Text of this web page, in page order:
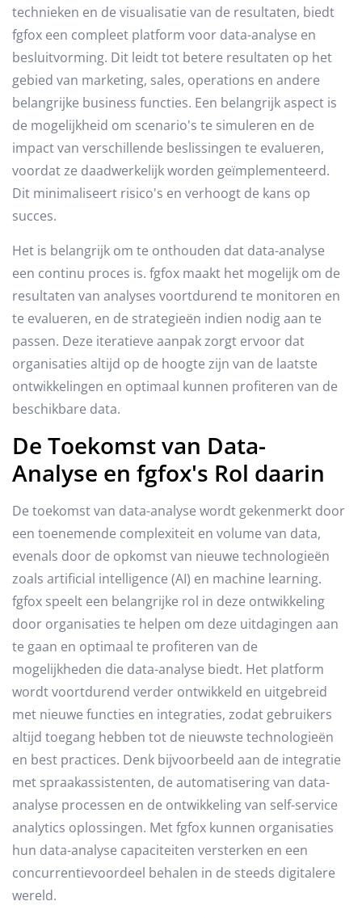
technieken en de visualisatie van de resultaten, biedt
fgfox een compleet platform voor data-analyse en
besluitvorming. Dit leidt tot betere resultaten op het
gebied van marketing, sales, operations en andere
belangrijke business functies. Een belangrijk aspect is
de mogelijkheid om scenario's te simuleren en de
impact van verschillende beslissingen te evalueren,
voordat ze daadwerkelijk worden geïmplementeerd.
Dit minimaliseert risico's en verhoogt de kans op
succes.
Het is belangrijk om te onthouden dat data-analyse
een continu proces is. fgfox maakt het mogelijk om de
resultaten van analyses voortdurend te monitoren en
te evalueren, en de strategieën indien nodig aan te
passen. Deze iteratieve aanpak zorgt ervoor dat
organisaties altijd op de hoogte zijn van de laatste
ontwikkelingen en optimaal kunnen profiteren van de
beschikbare data.
De Toekomst van Data-
Analyse en fgfox's Rol daarin
De toekomst van data-analyse wordt gekenmerkt door
een toenemende complexiteit en volume van data,
evenals door de opkomst van nieuwe technologieën
zoals artificial intelligence (AI) en machine learning.
fgfox speelt een belangrijke rol in deze ontwikkeling
door organisaties te helpen om deze uitdagingen aan
te gaan en optimaal te profiteren van de
mogelijkheden die data-analyse biedt. Het platform
wordt voortdurend verder ontwikkeld en uitgebreid
met nieuwe functies en integraties, zodat gebruikers
altijd toegang hebben tot de nieuwste technologieën
en best practices. Denk bijvoorbeeld aan de integratie
met spraakassistenten, de automatisering van data-
analyse processen en de ontwikkeling van self-service
analytics oplossingen. Met fgfox kunnen organisaties
hun data-analyse capaciteiten versterken en een
concurrentievoordeel behalen in de steeds digitalere
wereld.